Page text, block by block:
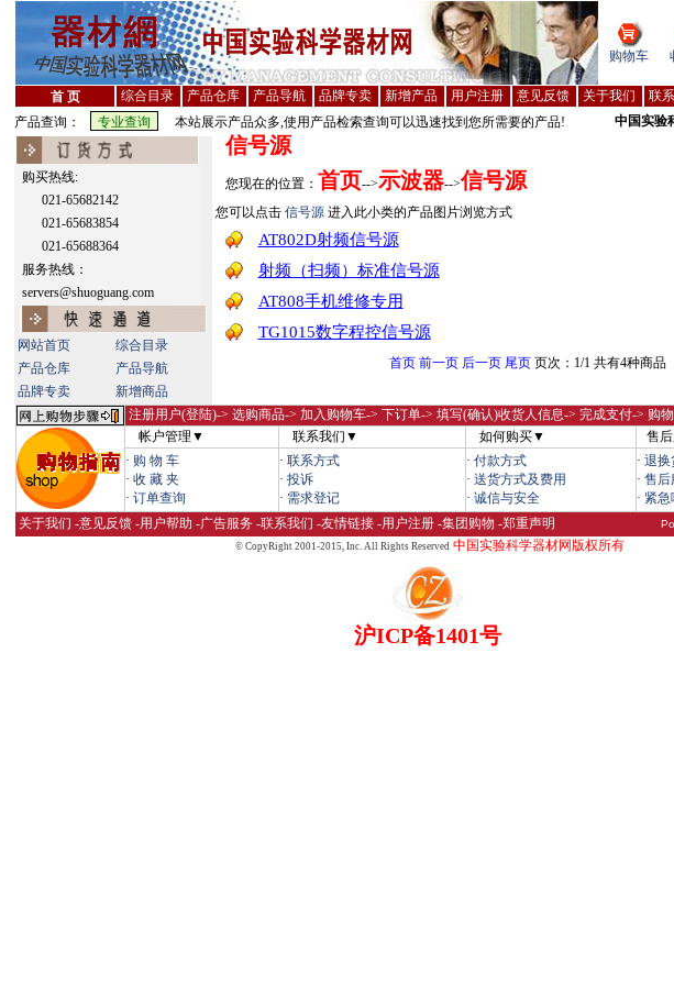
购物车
首 页 综合目录 产品仓库 产品导航 品牌专卖 新增产品 用户注册 意见反馈 关于我们 联
产品查询：
本站展示产品众多,使用产品检索查询可以迅速找到您所需要的产品! 中国实验
购买热线:
021-65682142
021-65683854
021-65688364
服务热线：
servers@shuoguang.com
网站首页
综合目录
产品仓库
产品导航
品牌专卖
新增商品
信号源
您现在的位置： 首页-->示波器-->信号源
您可以点击 信号源 进入此小类的产品图片浏览方式
AT802D射频信号源
射频（扫频）标准信号源
AT808手机维修专用
TG1015数字程控信号源
首页 前一页 后一页 尾页 页次：1/1 共有4种商品
注册用户(登陆)-> 选购商品-> 加入购物车-> 下订单-> 填写(确认)收货人信息-> 完成支付-> 购
帐户管理▼
联系我们▼ 如何购买▼
售
· 购 物 车
· 收 藏 夹
· 订单查询
· 联系方式
· 投诉
· 需求登记
· 付款方式
· 送货方式及费用
· 诚信与安全
· 退换
· 售后
· 紧
关于我们 -意见反馈 -用户帮助 -广告服务 -联系我们 -友情链接 -用户注册 -集团购物 -郑重声明
© CopyRight 2001-2015,Inc. All Rights Reserved 中国实验科学器材网版权所有
沪ICP备1401号